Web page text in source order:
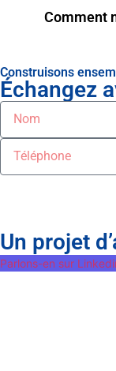
Comment
Construisons
Échangez
Un projet
Parlons-en sur